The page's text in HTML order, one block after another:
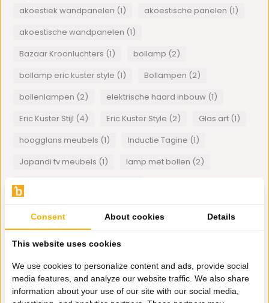
akoestiek wandpanelen (1)
akoestische panelen (1)
akoestische wandpanelen (1)
Bazaar Kroonluchters (1)
bollamp (2)
bollamp eric kuster style (1)
Bollampen (2)
bollenlampen (2)
elektrische haard inbouw (1)
Eric Kuster Stijl (4)
Eric Kuster Style (2)
Glas art (1)
hoogglans meubels (1)
Inductie Tagine (1)
Japandi tv meubels (1)
lamp met bollen (2)
lamp met meerdere bollen (1)
Opgemaakte vazen en potten (1)
Plexiglas art (1)
schelpvazen (1)
stoelen met gecapitoneerde rug (1)
visgraat eettafel (1)
Wanddecoratie (1)
Wandlampen (1)
Consent About cookies Details
This website uses cookies
We use cookies to personalize content and ads, provide social
media features, and analyze our website traffic. We also share
information about your use of our site with our social media,